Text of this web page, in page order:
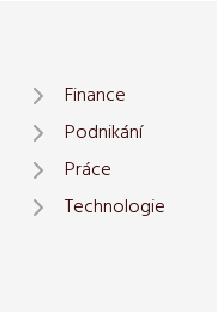
Finance
Podnikání
Práce
Technologie